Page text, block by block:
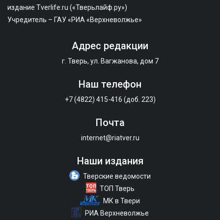
издание Tverlife.ru («Тверьлайф.ру»)
Учредитель – ГАУ «РИА «Верхневолжье»
Адрес редакции
г. Тверь, ул. Вагжанова, дом 7
Наш телефон
+7 (4822) 415-416 (доб. 223)
Почта
internet@riatver.ru
Наши издания
Тверские ведомости
ТОП Тверь
МК в Твери
РИА Верхневолжье